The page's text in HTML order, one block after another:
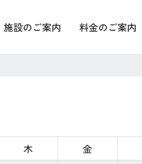
施設のご案内 料金のご案内
木 金